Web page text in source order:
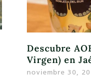
Descubre
Virgen) en
noviembre 30,